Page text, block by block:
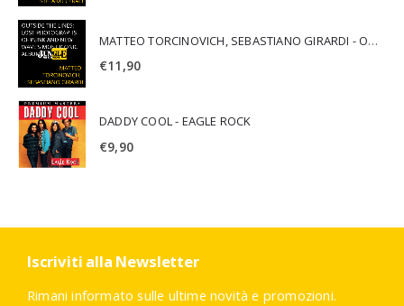
MATTEO TORCINOVICH, SEBASTIANO GIRARDI - OUTSIDE THE LINES: LOST PHOTOGRAPHS OF PUNK AND NEW WAVE'S MOST ICONIC ALBUMS
€11,90
DADDY COOL - EAGLE ROCK
€9,90
Iscriviti alla Newsletter
Rimani informato sulle ultime novità e promozioni.